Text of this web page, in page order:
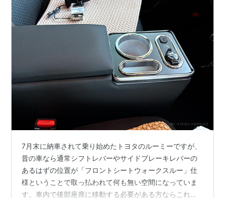
7月末に納車されて乗り始めたトヨタのルーミーですが、
昔の車なら通常シフトレバーやサイドブレーキレバーの
あるはずの位置が「フロントシートウォークスルー」仕
様ということで取っ払われて何も無い空間になっていま
す。車内で後部座席に移動する必要がある方ならこれで